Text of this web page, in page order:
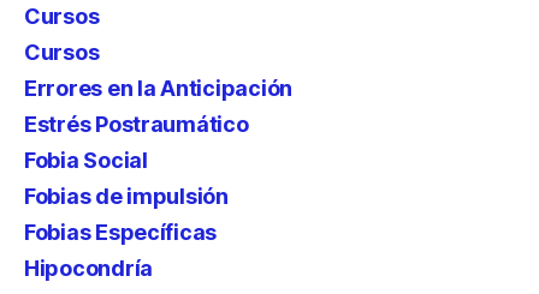
Cursos
Cursos
Errores en la Anticipación
Estrés Postraumático
Fobia Social
Fobias de impulsión
Fobias Específicas
Hipocondría